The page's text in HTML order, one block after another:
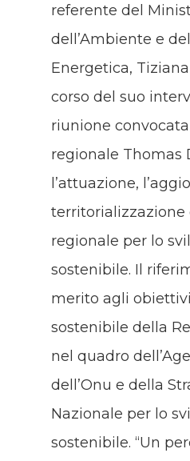
referente del
dell’Ambiente e
Energetica,
corso del suo
riunione convocata
regionale Thomas
l’attuazione,
territorializzazione
regionale per lo
sostenibile. Il
merito agli
sostenibile della
nel quadro
dell’Onu e della
Nazionale per lo
sostenibile. “Un